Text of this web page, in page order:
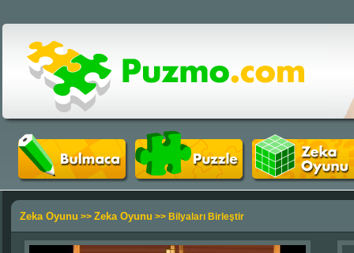
Zeka Oyunu >> Zeka Oyunu >> Bilyaları Birleştir